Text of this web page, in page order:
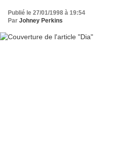
Publié le 27/01/1998 à 19:54
Par Johney Perkins